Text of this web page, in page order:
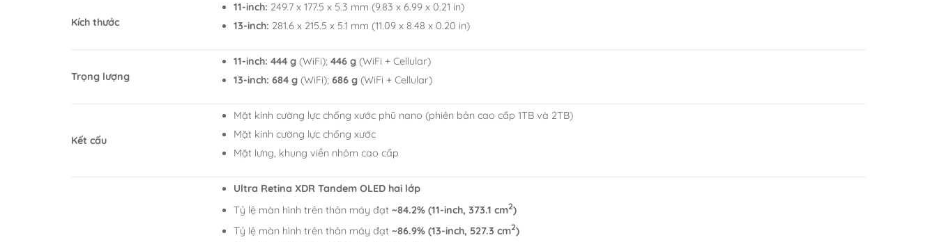
Kích thước
11-inch: 249.7 x 177.5 x 5.3 mm (9.83 x 6.99 x 0.21 in)
13-inch: 281.6 x 215.5 x 5.1 mm (11.09 x 8.48 x 0.20 in)
Trọng lượng
11-inch: 444 g (WiFi); 446 g(WiFi + Cellular)
13-inch: 684 g(WiFi); 686 g(WiFi + Cellular)
Kết cấu
Mặt kính cường lực chống xước phũ nano (phiên bản cao cấp 1TB và 2TB)
Mặt kính cường lực chống xước
Mặt lưng, khung viền nhôm cao cấp
Ultra Retina XDR Tandem OLED hai lớp
Tỷ lệ màn hình trên thân máy đạt ~84.2% (11-inch, 373.1 cm2)
Tỷ lệ màn hình trên thân máy đạt ~86.9% (13-inch, 527.3 cm2)